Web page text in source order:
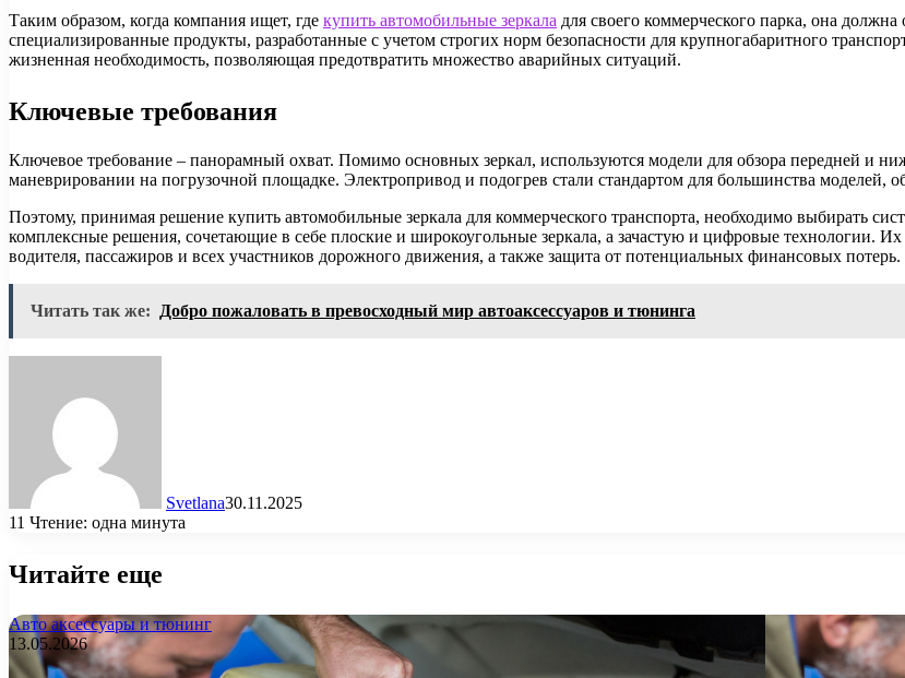
Таким образом, когда компания ищет, где купить автомобильные зеркала для своего коммерческого парка, она
специализированные продукты, разработанные с учетом строгих норм безопасности для крупногабаритного
жизненная необходимость, позволяющая предотвратить множество аварийных ситуаций.
Ключевые требования
Ключевое требование – панорамный охват. Помимо основных зеркал, используются модели для обзора передней и
маневрировании на погрузочной площадке. Электропривод и подогрев стали стандартом для большинства моделей,
Поэтому, принимая решение купить автомобильные зеркала для коммерческого транспорта, необходимо выбирать
комплексные решения, сочетающие в себе плоские и широкоугольные зеркала, а зачастую и цифровые технологии.
водителя, пассажиров и всех участников дорожного движения, а также защита от потенциальных финансовых потерь.
Читать так же: Добро пожаловать в превосходный мир автоаксессуаров и тюнинга
Svetlana30.11.2025
11 Чтение: одна минута
Читайте еще
Авто аксессуары и тюнинг
13.05.2026